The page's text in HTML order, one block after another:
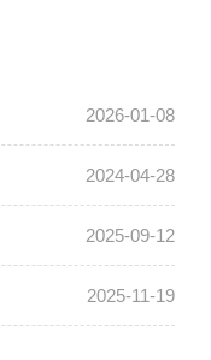
2026-01-08
2024-04-28
2025-09-12
2025-11-19